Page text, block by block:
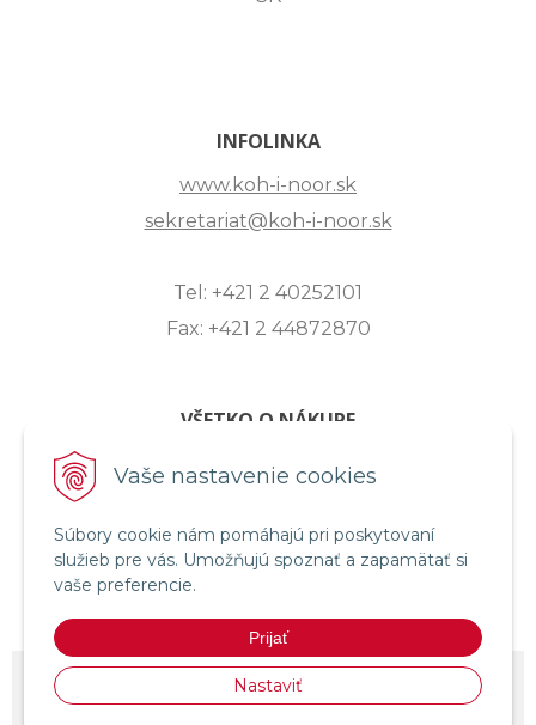
Vaše nastavenie cookies
Súbory cookie nám pomáhajú pri poskytovaní
služieb pre vás. Umožňujú spoznať a zapamätať si
vaše preferencie.
Prijať
Nastaviť
INFOLINKA
www.koh-i-noor.sk
sekretariat@koh-i-noor.sk
Tel: +421 2 40252101
Fax: +421 2 44872870
VŠETKO O NÁKUPE
ZASLANIE OTÁZKY
OBCHODNÉ PODMIENKY
REKLAMAČNÝ PORIADOK
© 2026 KOH-I-NOOR HARDTMUTH SLOVENSKO • e-shop